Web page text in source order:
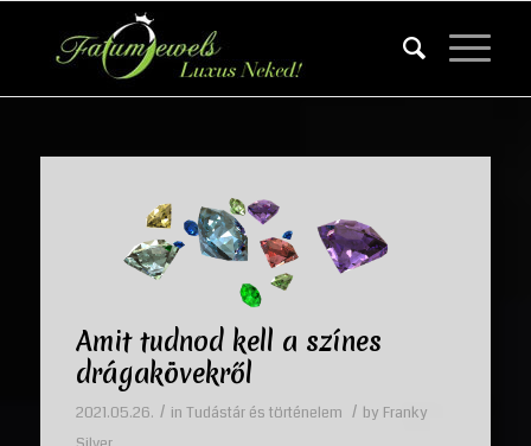
Amit tudnod kell a színes
drágakövekről
2021.05.26. / in Tudástár és történelem / by Franky